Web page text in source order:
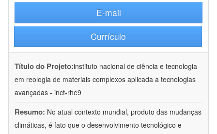
E-mail
Currículo
Título do Projeto:instituto nacional de ciência e tecnologia
em reologia de materiais complexos aplicada a tecnologias
avançadas - inct-rhe9
Resumo: No atual contexto mundial, produto das mudanças
climáticas, é fato que o desenvolvimento tecnológico e